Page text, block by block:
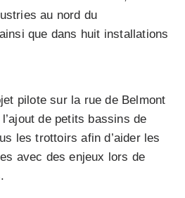
au nord du
que dans huit installations
pilote sur la rue de Belmont
de petits bassins de
les trottoirs afin d’aider les
avec des enjeux lors de